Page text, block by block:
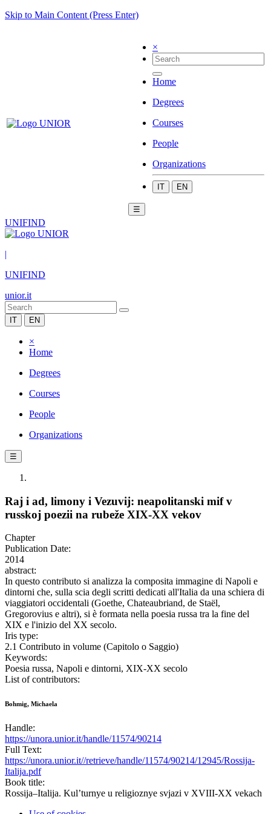
Skip to Main Content (Press Enter)
×
Home
Degrees
Courses
People
Organizations
IT EN
☰
UNIFIND
|
UNIFIND
unior.it
IT EN
×
Home
Degrees
Courses
People
Organizations
☰
Raj i ad, limony i Vezuvij: neapolitanski mif v
russkoj poezii na rubeže XIX-XX vekov
Chapter
Publication Date:
2014
abstract:
In questo contributo si analizza la composita immagine di Napoli e
dintorni che, sulla scia degli scritti dedicati all'Italia da una schiera di
viaggiatori occidentali (Goethe, Chateaubriand, de Staël,
Gregorovius e altri), si è formata nella poesia russa tra la fine del
XIX e l'inizio del XX secolo.
Iris type:
2.1 Contributo in volume (Capitolo o Saggio)
Keywords:
Poesia russa, Napoli e dintorni, XIX-XX secolo
List of contributors:
Bohmig, Michaela
Handle:
https://unora.unior.it/handle/11574/90214
Full Text:
https://unora.unior.it//retrieve/handle/11574/90214/12945/Rossija-
Italija.pdf
Book title:
Rossija–Italija. Kul’turnye u religioznye svjazi v XVIII-XX vekach